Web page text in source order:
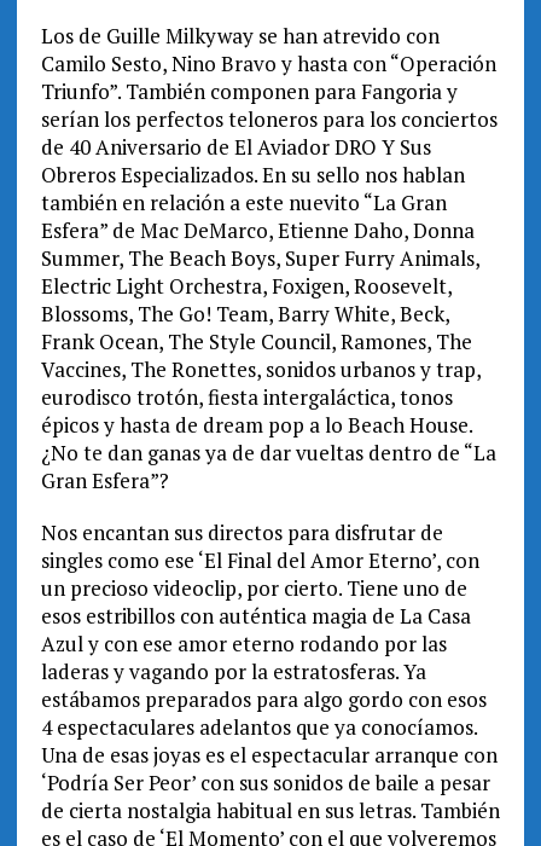
Los de Guille Milkyway se han atrevido con
Camilo Sesto, Nino Bravo y hasta con “Operación
Triunfo”. También componen para Fangoria y
serían los perfectos teloneros para los conciertos
de 40 Aniversario de El Aviador DRO Y Sus
Obreros Especializados. En su sello nos hablan
también en relación a este nuevito “La Gran
Esfera” de Mac DeMarco, Etienne Daho, Donna
Summer, The Beach Boys, Super Furry Animals,
Electric Light Orchestra, Foxigen, Roosevelt,
Blossoms, The Go! Team, Barry White, Beck,
Frank Ocean, The Style Council, Ramones, The
Vaccines, The Ronettes, sonidos urbanos y trap,
eurodisco trotón, fiesta intergaláctica, tonos
épicos y hasta de dream pop a lo Beach House.
¿No te dan ganas ya de dar vueltas dentro de “La
Gran Esfera”?
Nos encantan sus directos para disfrutar de
singles como ese ‘El Final del Amor Eterno’, con
un precioso videoclip, por cierto. Tiene uno de
esos estribillos con auténtica magia de La Casa
Azul y con ese amor eterno rodando por las
laderas y vagando por la estratosferas. Ya
estábamos preparados para algo gordo con esos
4 espectaculares adelantos que ya conocíamos.
Una de esas joyas es el espectacular arranque con
‘Podría Ser Peor’ con sus sonidos de baile a pesar
de cierta nostalgia habitual en sus letras. También
es el caso de ‘El Momento’ con el que volveremos